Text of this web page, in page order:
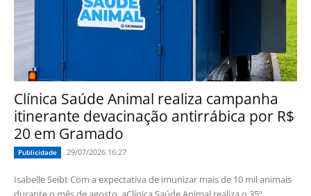
Clínica Saúde Animal realiza campanha
itinerante devacinação antirrábica por R$
20 em Gramado
Publicidade 29/07/2026 16:27
Isabelle Seibt Com a expectativa de imunizar mais de 10 mil animais